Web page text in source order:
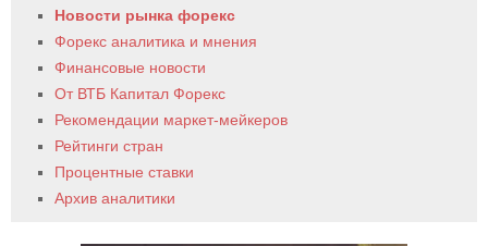
Новости рынка форекс
Форекс аналитика и мнения
Финансовые новости
От ВТБ Капитал Форекс
Рекомендации маркет-мейкеров
Рейтинги стран
Процентные ставки
Архив аналитики